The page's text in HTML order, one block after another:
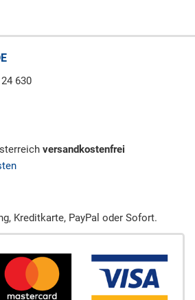
630
versandkostenfrei
Kreditkarte, PayPal oder Sofort.